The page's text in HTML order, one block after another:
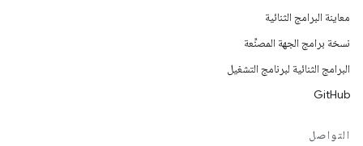
معاينة البرامج الثنائية
نسخة برامج الجهة المصنِّعة
البرامج الثنائية لبرنامج التشغيل
GitHub
التواصل